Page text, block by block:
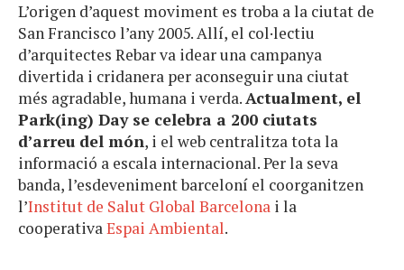
L’origen d’aquest moviment es troba a la ciutat de
San Francisco l’any 2005. Allí, el col·lectiu
d’arquitectes Rebar va idear una campanya
divertida i cridanera per aconseguir una ciutat
més agradable, humana i verda.Actualment, el
Park(ing) Day se celebra a 200 ciutats
d’arreu del món, i el web centralitza tota la
informació a escala internacional. Per la seva
banda, l’esdeveniment barceloní el coorganitzen
l’Institut de Salut Global Barcelona i la
cooperativaEspai Ambiental.